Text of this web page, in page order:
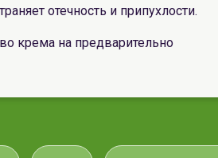
отечность и припухлости.
крема на предварительно